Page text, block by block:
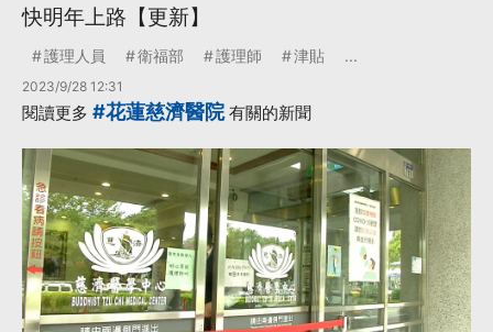
快明年上路【更新】
護理人員 衛福部 護理師 津貼 ...
2023/9/28 12:31
閱讀更多 #花蓮慈濟醫院有關的新聞